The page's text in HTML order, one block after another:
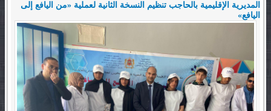
المديرية الإقليمية بالحاجب تنظيم النسخة الثانية لعملية «من اليافع إلى
اليافع»